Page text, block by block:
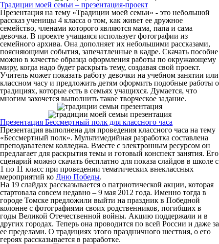
Традиции моей семьи – презентация-проект
Презентация на тему «Традиции моей семьи» - это небольшой
рассказ ученицы 4 класса о том, как живет ее дружное
семейство, членами которого являются мама, папа и сама
девочка. В проекте учащаяся использует фотографии из
семейного архива. Она дополняет их небольшими рассказами,
поясняющими события, запечатленные в кадре. Скачать пособие
можно в качестве образца оформления работы по окружающему
миру, когда надо будет раскрыть тему, создавая свой проект.
Учитель может показать работу девочки на учебном занятии или
классном часу и предложить детям оформить подобные работы о
традициях, которые есть в семьях учащихся. Думается, что
многим захочется выполнить такое творческое задание.
Презентация Бессмертный полк для классного часа
Презентация выполнена для проведения классного часа на тему
«Бессмертный полк». Мультимедийная разработка составлена
преподавателем колледжа. Вместе с электронным ресурсом он
предлагает для раскрытия темы и готовый конспект занятия. Его
сценарий можно скачать бесплатно для показа слайдов в школе с
1 по 11 класс при проведении тематических внеклассных
мероприятий ко Дню Победы.
На 19 слайдах рассказывается о патриотической акции, которая
стартовала совсем недавно – 9 мая 2012 года. Именно тогда в
городе Томске предложили выйти на праздник в Победной
колонне с фотографиями своих родственников, погибших в
годы Великой Отечественной войны. Акцию поддержали и в
других городах. Теперь она проводится по всей России и даже за
ее пределами. О традициях этого праздничного шествия, о его
героях рассказывается в разработке.